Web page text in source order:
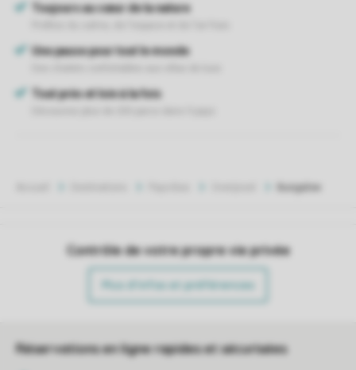
Bungalow
Contrôle de votre propre vie privée
Plus d’infos et préférences
Réservations en ligne rapides et sécurisées